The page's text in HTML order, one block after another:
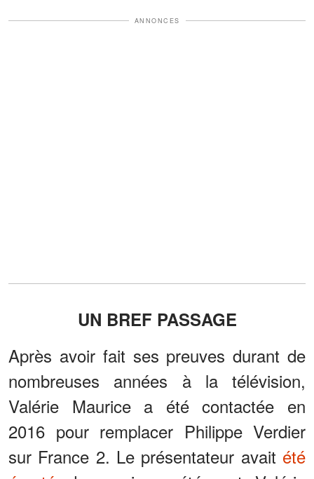
ANNONCES
UN BREF PASSAGE
Après avoir fait ses preuves durant de
nombreuses années à la télévision,
Valérie Maurice a été contactée en
2016 pour remplacer Philippe Verdier
sur France 2. Le présentateur avait été